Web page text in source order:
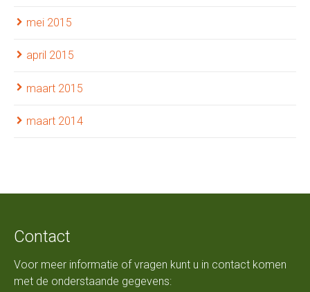
mei 2015
april 2015
maart 2015
maart 2014
Contact
Voor meer informatie of vragen kunt u in contact komen
met de onderstaande gegevens: